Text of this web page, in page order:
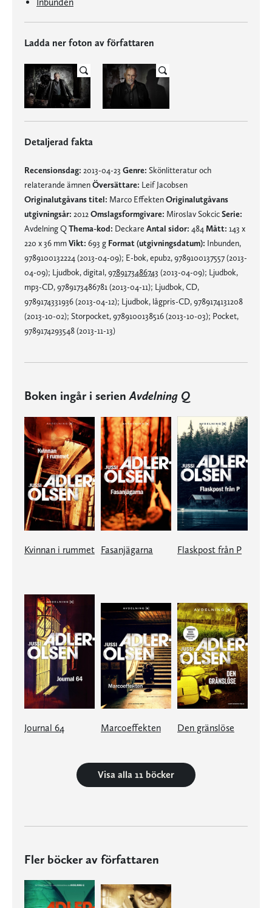
Ladda ner foton av författaren
Detaljerad fakta
Recensionsdag: 2013-04-23 Genre: Skönlitteratur och
relaterande ämnenÖversättare: Leif Jacobsen
Originalutgåvans titel: Marco EffektenOriginalutgåvans
utgivningsår: 2012 Omslagsformgivare: Miroslav SokcicSerie:
Avdelning QThema-kod: Deckare Antal sidor: 484 Mått: 143 x
220 x 36 mmVikt: 693 g Format (utgivningsdatum): Inbunden,
9789100132224 (2013-04-09); E-bok, epub2, 9789100137557 (2013-
04-09); Ljudbok, digital,9789173486743 (2013-04-09); Ljudbok,
mp3-CD, 9789173486781 (2013-04-11); Ljudbok, CD,
9789174331936 (2013-04-12); Ljudbok, lågpris-CD, 9789174131208
(2013-10-02); Storpocket, 9789100138516 (2013-10-03); Pocket,
9789174293548 (2013-11-13)
Boken ingår i serienAvdelning Q
Kvinnan i rummet Fasanjägarna Flaskpost från P
Journal 64 Marcoeffekten Den gränslöse
Visa alla 11 böcker
Fler böcker av författaren